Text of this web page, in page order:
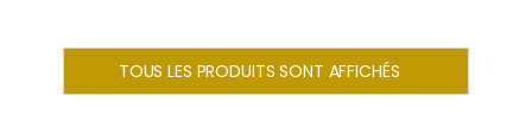
TOUS LES PRODUITS SONT AFFICHÉS